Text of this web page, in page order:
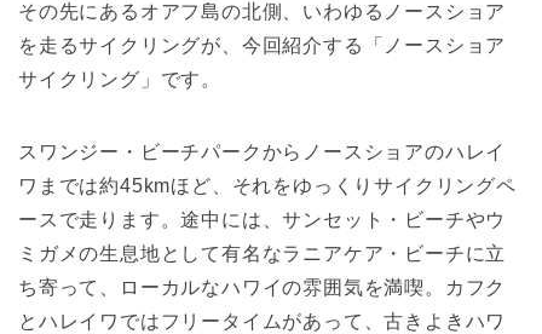
その先にあるオアフ島の北側、いわゆるノースショア
を走るサイクリングが、今回紹介する「ノースショア
サイクリング」です。
スワンジー・ビーチパークからノースショアのハレイ
ワまでは約45kmほど、それをゆっくりサイクリングペ
ースで走ります。途中には、サンセット・ビーチやウ
ミガメの生息地として有名なラニアケア・ビーチに立
ち寄って、ローカルなハワイの雰囲気を満喫。カフク
とハレイワではフリータイムがあって、古きよきハワ